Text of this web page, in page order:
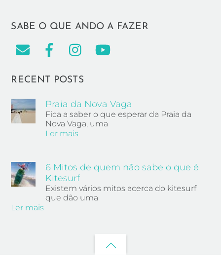
SABE O QUE ANDO A FAZER
RECENT POSTS
Praia da Nova Vaga
Fica a saber o que esperar da Praia da
Nova Vaga, uma
Ler mais
6 Mitos de quem não sabe o que é
Kitesurf
Existem vários mitos acerca do kitesurf
que dão uma
Ler mais
Back